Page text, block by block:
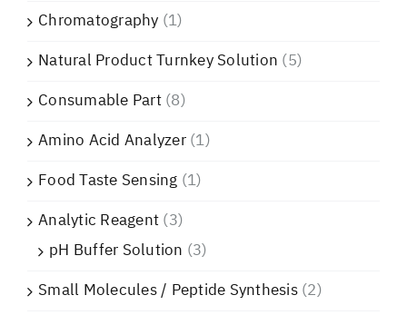
Chromatography (1)
Natural Product Turnkey Solution (5)
Consumable Part(8)
Amino Acid Analyzer(1)
Food Taste Sensing (1)
Analytic Reagent(3)
pH Buffer Solution (3)
Small Molecules / Peptide Synthesis(2)